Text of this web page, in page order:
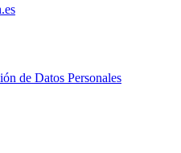
de Datos Personales